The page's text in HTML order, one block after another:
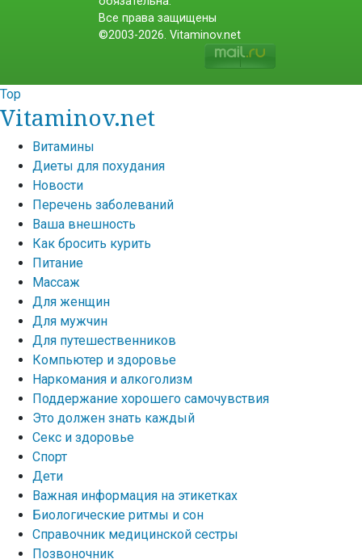
Все права защищены
©2003-2026. Vitaminov.net
Top
Vitaminov.net
Витамины
Диеты для похудания
Новости
Перечень заболеваний
Ваша внешность
Как бросить курить
Питание
Массаж
Для женщин
Для мужчин
Для путешественников
Компьютер и здоровье
Наркомания и алкоголизм
Поддержание хорошего самочувствия
Это должен знать каждый
Секс и здоровье
Спорт
Дети
Важная информация на этикетках
Биологические ритмы и сон
Справочник медицинской сестры
Позвоночник